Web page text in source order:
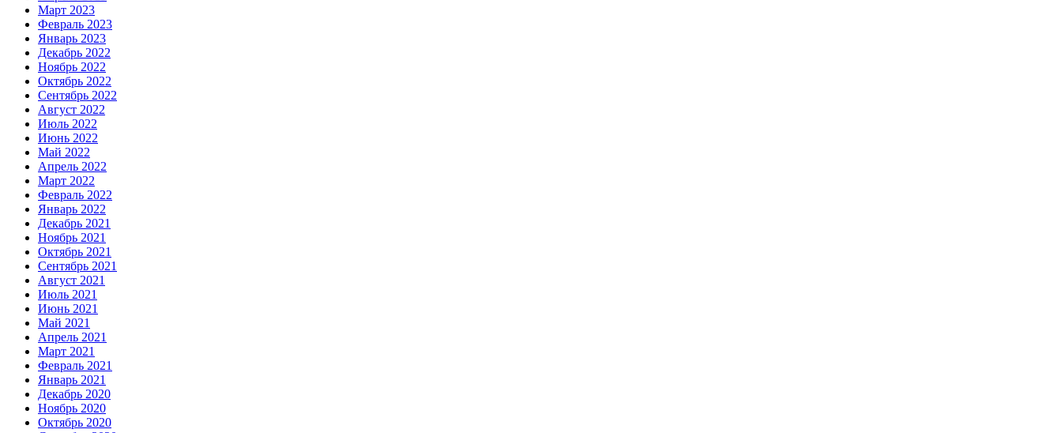
Март 2023
Февраль 2023
Январь 2023
Декабрь 2022
Ноябрь 2022
Октябрь 2022
Сентябрь 2022
Август 2022
Июль 2022
Июнь 2022
Май 2022
Апрель 2022
Март 2022
Февраль 2022
Январь 2022
Декабрь 2021
Ноябрь 2021
Октябрь 2021
Сентябрь 2021
Август 2021
Июль 2021
Июнь 2021
Май 2021
Апрель 2021
Март 2021
Февраль 2021
Январь 2021
Декабрь 2020
Ноябрь 2020
Октябрь 2020